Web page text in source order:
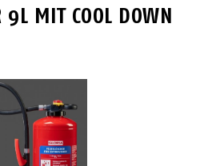
9L MIT COOL DOWN